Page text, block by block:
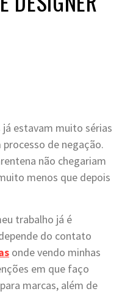
estavam muito sérias
processo de negação.
não chegariam
menos que depois
trabalho já é
do contato
onde vendo minhas
em que faço
marcas, além de